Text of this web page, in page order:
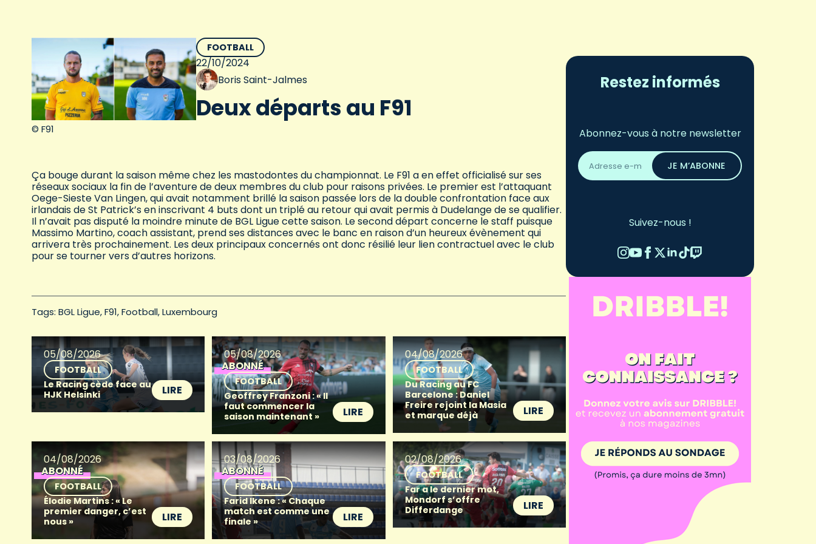
© F91
FOOTBALL
22/10/2024
Boris Saint-Jalmes
Deux départs au F91
Ça bouge durant la saison même chez les mastodontes du championnat. Le F91 a en effet officialisé sur ses
réseaux sociaux la fin de l’aventure de deux membres du club pour raisons privées. Le premier est l’attaquant
Oege-Sieste Van Lingen, qui avait notamment brillé la saison passée lors de la double confrontation face aux
irlandais de St Patrick’s en inscrivant 4 buts dont un triplé au retour qui avait permis à Dudelange de se qualifier.
Il n’avait pas disputé la moindre minute de BGL Ligue cette saison. Le second départ concerne le staff puisque
Massimo Martino, coach assistant, prend ses distances avec le banc en raison d’un heureux évènement qui
arrivera très prochainement. Les deux principaux concernés ont donc résilié leur lien contractuel avec le club
pour se tourner vers d’autres horizons.
Tags: BGL Ligue F91 Football Luxembourg
05/08/2026
FOOTBALL
Le Racing cède face au
HJK Helsinki
LIRE
05/08/2026
ABONNÉ
FOOTBALL
Geoffrey Franzoni : « Il
faut commencer la
saison maintenant »
LIRE
04/08/2026
FOOTBALL
Du Racing au FC
Barcelone : Daniel
Freire rejoint la Masia
et marque déjà
LIRE
04/08/2026
ABONNÉ
FOOTBALL
Élodie Martins : « Le
premier danger, c’est
nous »
LIRE
03/08/2026
ABONNÉ
FOOTBALL
Farid Ikene : « Chaque
match est comme une
finale »
LIRE
02/08/2026
FOOTBALL
Far a le dernier mot,
Mondorf s’offre
Differdange
LIRE
Restez informés
Abonnez-vous à notre newsletter
Adresse
email
*
JE M’ABONNE
Suivez-nous !